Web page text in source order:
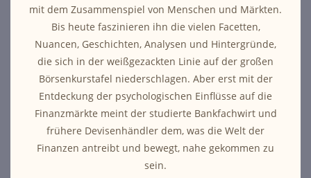
mit dem Zusammenspiel von Menschen und Märkten.
Bis heute faszinieren ihn die vielen Facetten,
Nuancen, Geschichten, Analysen und Hintergründe,
die sich in der weißgezackten Linie auf der großen
Börsenkurstafel niederschlagen. Aber erst mit der
Entdeckung der psychologischen Einflüsse auf die
Finanzmärkte meint der studierte Bankfachwirt und
frühere Devisenhändler dem, was die Welt der
Finanzen antreibt und bewegt, nahe gekommen zu
sein.